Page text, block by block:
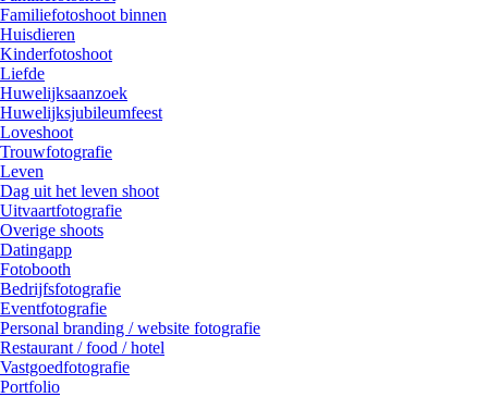
Familiefotoshoot binnen
Huisdieren
Kinderfotoshoot
Liefde
Huwelijksaanzoek
Huwelijksjubileumfeest
Loveshoot
Trouwfotografie
Leven
Dag uit het leven shoot
Uitvaartfotografie
Overige shoots
Datingapp
Fotobooth
Bedrijfsfotografie
Eventfotografie
Personal branding / website fotografie
Restaurant / food / hotel
Vastgoedfotografie
Portfolio